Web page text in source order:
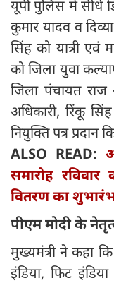
यूपी पुलिस में सीधे
कुमार यादव व
सिंह को यात्री एवं
को जिला युवा
जिला पंचायत राज
अधिकारी, रिंकू
नियुक्ति पत्र प्रदान
ALSO READ:
समारोह
वितरण का
पीएम मोदी के
मुख्यमंत्री ने कहा कि
इंडिया, फिट